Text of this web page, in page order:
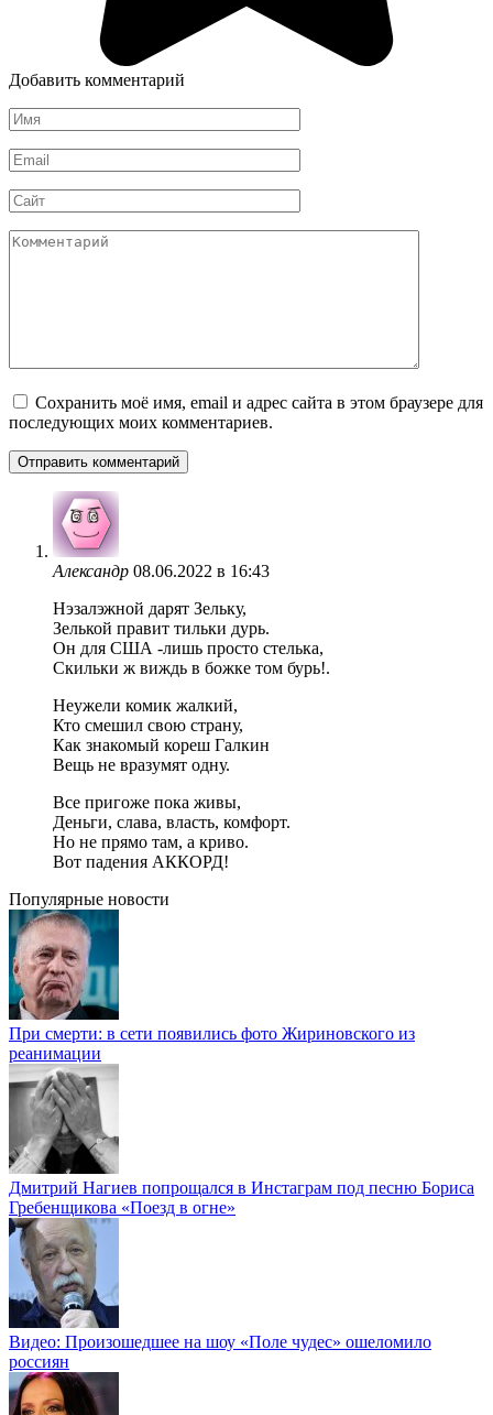
Добавить комментарий
Имя
*
Email
*
Сайт
Комментарий
Сохранить моё имя, email и адрес сайта в этом браузере для
последующих моих комментариев.
Александр 08.06.2022 в 16:43
Нэзалэжной дарят Зельку,
Зелькой правит тильки дурь.
Он для США -лишь просто стелька,
Скильки ж виждь в божке том бурь!.
Неужели комик жалкий,
Кто смешил свою страну,
Как знакомый кореш Галкин
Вещь не вразумят одну.
Все пригоже пока живы,
Деньги, слава, власть, комфорт.
Но не прямо там, а криво.
Вот падения АККОРД!
Популярные новости
При смерти: в сети появились фото Жириновского из
реанимации
Дмитрий Нагиев попрощался в Инстаграм под песню Бориса
Гребенщикова «Поезд в огне»
Видео: Произошедшее на шоу «Поле чудес» ошеломило
россиян